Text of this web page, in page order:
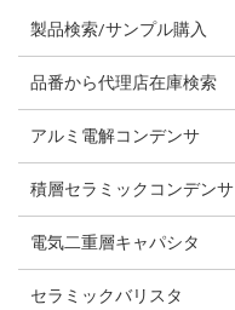
製品検索/サンプル購入
品番から代理店在庫検索
アルミ電解コンデンサ
積層セラミックコンデンサ
電気二重層キャパシタ
セラミックバリスタ